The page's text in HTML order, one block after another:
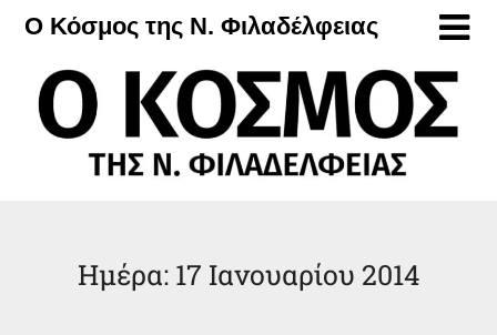
Μετάβαση
περιεχόμενο
Ο Κόσμος της Ν. Φιλαδέλφειας
Ημέρα: 17 Ιανουαρίου 2014